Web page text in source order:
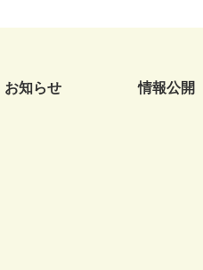
お知らせ 情報公開